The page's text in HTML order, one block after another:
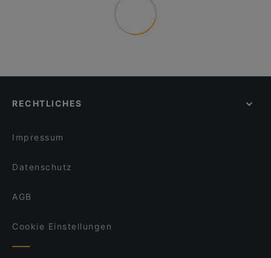
RECHTLICHES
Impressum
Datenschutz
AGB
Cookie Einstellungen